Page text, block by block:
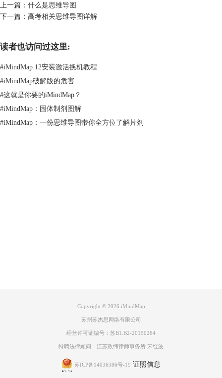
2.天气
夏至以后地面受热强烈，空气对流旺盛，经常会出现降雨天气，全国大部
分地区都会处于“雷雨期”。
多地的暴雨天气会显著增加，这其中又多有雷阵雨，因此有“夏雨隔田
一些祭祀活动来庆祝丰收、祭祀祖先；在南方，还会在夏至这一天称量体
上一篇： 什么是思维导图
下一篇： 高考相关思维导图详解
读者也访问过这里:
#iMindMap 12安装激活换机教程
#iMindMap破解版的危害
#这就是你要的iMindMap？
#iMindMap：固体制剂图解
#iMindMap：一份思维导图带你全方位了解片剂
Copyright © 2026 iMindMap
苏州苏杰思网络有限公司
经营许可证编号：苏B1.B2-20150264
特聘法律顾问：江苏政纬律师事务所 宋红波
苏ICP备14036386号-19 证照信息